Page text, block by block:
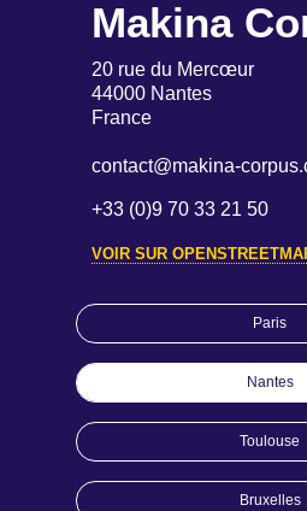
Paris
Nantes
Toulouse
Bruxelles
Makina
20 rue du Mercœur
44000 Nantes
France
contact@makina-
+33 (0)9 70 33 21 50
VOIR SUR